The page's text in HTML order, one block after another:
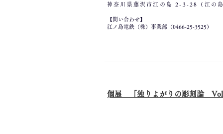
神奈川県藤沢市江の島 2-3-28（江の
【問い合わせ】
江ノ島電鉄（株）事業部（0466-25-3525）
個展 「独りよがりの彫刻論